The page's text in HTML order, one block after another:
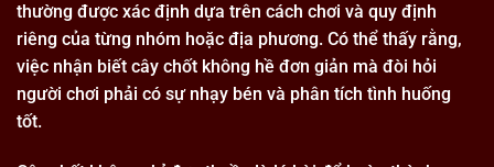
thường được xác định dựa trên cách chơi và quy định
riêng của từng nhóm hoặc địa phương. Có thể thấy rằng,
việc nhận biết cây chốt không hề đơn giản mà đòi hỏi
người chơi phải có sự nhạy bén và phân tích tình huống
tốt.